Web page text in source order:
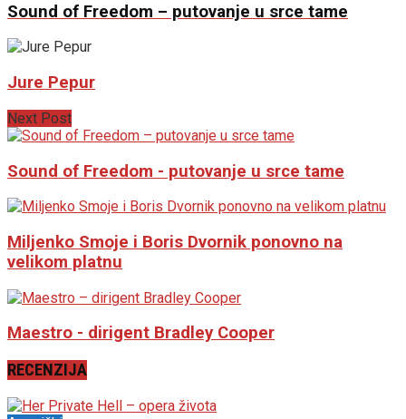
Sound of Freedom – putovanje u srce tame
Jure Pepur
Next Post
Sound of Freedom - putovanje u srce tame
Miljenko Smoje i Boris Dvornik ponovno na
velikom platnu
Maestro - dirigent Bradley Cooper
RECENZIJA